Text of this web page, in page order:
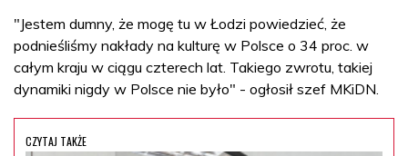
"Jestem dumny, że mogę tu w Łodzi powiedzieć, że
podnieśliśmy nakłady na kulturę w Polsce o 34 proc. w
całym kraju w ciągu czterech lat. Takiego zwrotu, takiej
dynamiki nigdy w Polsce nie było" - ogłosił szef MKiDN.
CZYTAJ TAKŻE